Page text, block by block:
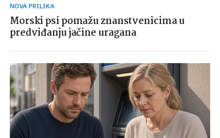
NOVA PRILIKA
Morski psi pomažu znanstvenicima u
predviđanju jačine uragana